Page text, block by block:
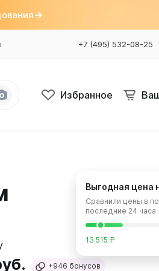
+7 (495) 532-08-25
Избранное
Bataria Retro 2
Bataria Retro 3
+946 бонусов
Выгодная цена
Сравнили цены в
последние 24 часа
13 515 ₽